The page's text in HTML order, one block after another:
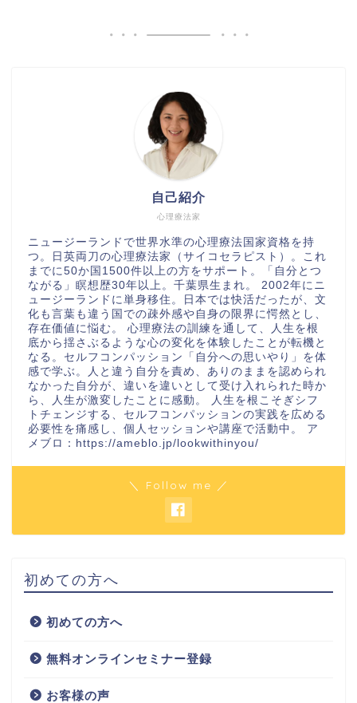
心理療法家
自己紹介
ニュージーランドで世界水準の心理療法国家資格を持
つ。日英両刀の心理療法家（サイコセラピスト）。これ
までに50か国1500件以上の方をサポート。「自分とつ
ながる」瞑想歴30年以上。千葉県生まれ。 2002年にニ
ュージーランドに単身移住。日本では快活だったが、文
化も言葉も違う国での疎外感や自身の限界に愕然とし、
存在価値に悩む。 心理療法の訓練を通して、人生を根
底から揺さぶるような心の変化を体験したことが転機と
なる。セルフコンパッション「自分への思いやり」を体
感で学ぶ。人と違う自分を責め、ありのままを認められ
なかった自分が、違いを違いとして受け入れられた時か
ら、人生が激変したことに感動。 人生を根こそぎシフ
トチェンジする、セルフコンパッションの実践を広める
必要性を痛感し、個人セッションや講座で活動中。 ア
メブロ：https://ameblo.jp/lookwithinyou/
＼ Follow me ／
初めての方へ
初めての方へ
無料オンラインセミナー登録
お客様の声